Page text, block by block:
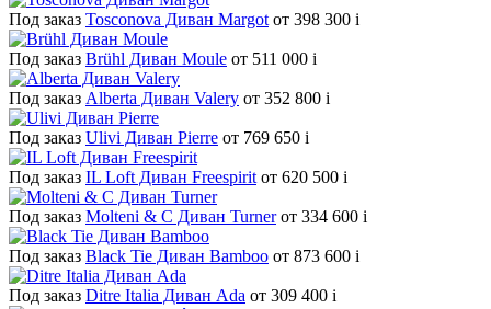
Под заказ Tosconova Диван Margot от 398 300 i
Под заказ Brühl Диван Moule от 511 000 i
Под заказ Alberta Диван Valery от 352 800 i
Под заказ Ulivi Диван Pierre от 769 650 i
Под заказ IL Loft Диван Freespirit от 620 500 i
Под заказ Molteni & C Диван Turner от 334 600 i
Под заказ Black Tie Диван Bamboo от 873 600 i
Под заказ Ditre Italia Диван Ada от 309 400 i